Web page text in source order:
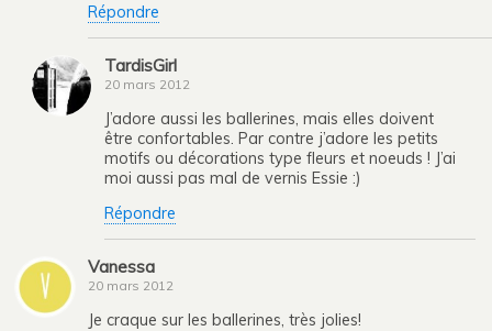
Répondre
TardisGirl
20 mars 2012
J’adore aussi les ballerines, mais elles doivent
être confortables. Par contre j’adore les petits
motifs ou décorations type fleurs et noeuds ! J’ai
moi aussi pas mal de vernis Essie :)
Répondre
Vanessa
20 mars 2012
Je craque sur les ballerines, très jolies!